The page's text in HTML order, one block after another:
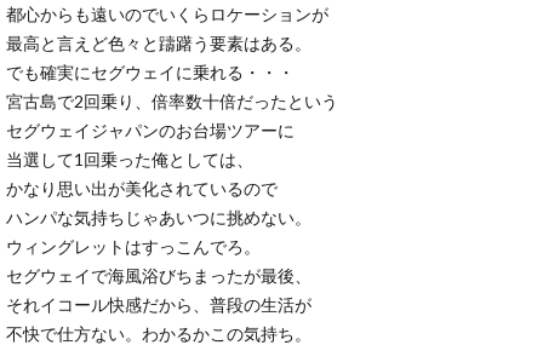
都心からも遠いのでいくらロケーションが
最高と言えど色々と躊躇う要素はある。
でも確実にセグウェイに乗れる・・・
宮古島で2回乗り、倍率数十倍だったという
セグウェイジャパンのお台場ツアーに
当選して1回乗った俺としては、
かなり思い出が美化されているので
ハンパな気持ちじゃあいつに挑めない。
ウィングレットはすっこんでろ。
セグウェイで海風浴びちまったが最後、
それイコール快感だから、普段の生活が
不快で仕方ない。わかるかこの気持ち。